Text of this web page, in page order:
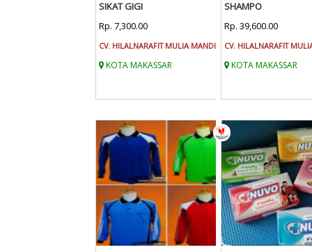
SIKAT GIGI
Rp. 7,300.00
CV. HILALNARAFIT MULIA MANDIRI
KOTA MAKASSAR
SHAMPO
Rp. 39,600.00
CV. HILALNARAFIT
KOTA MAKASSAR